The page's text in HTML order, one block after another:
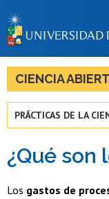
CIENCIA
PRÁCTICAS DE LA
¿Qué son
Los gastos de